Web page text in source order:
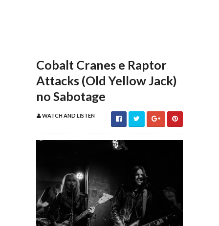
Cobalt Cranes e Raptor
Attacks (Old Yellow Jack)
no Sabotage
WATCH AND LISTEN